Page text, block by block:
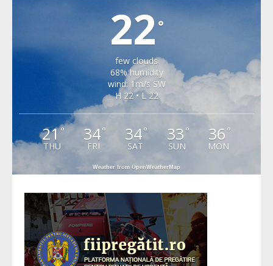
22 °
few clouds
68% humidity
wind: 1m/s SW
H 22 • L 22
21°
THU
34°
FRI
34°
SAT
33 °
SUN
36 °
MON
Weather from OpenWeatherMap